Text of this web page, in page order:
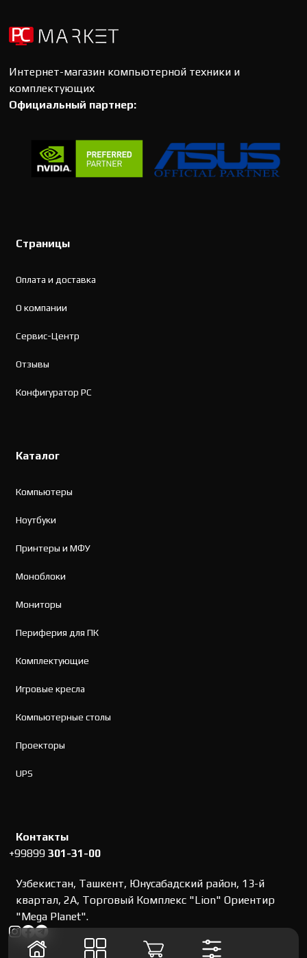
Интернет-магазин компьютерной техники и
комплектующих
Официальный партнер:
Страницы
Оплата и доставка
О компании
Сервис-Центр
Отзывы
Конфигуратор PC
Каталог
Компьютеры
Ноутбуки
Принтеры и МФУ
Моноблоки
Мониторы
Периферия для ПК
Комплектующие
Игровые кресла
Компьютерные столы
Проекторы
UPS
Контакты
+99899301-31-00
Узбекистан, Ташкент, Юнусабадский район, 13-й
квартал, 2А, Торговый Комплекс "Lion" Ориентир
"Mega Planet".